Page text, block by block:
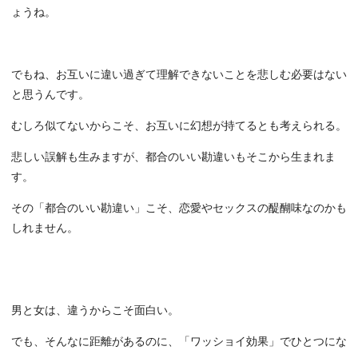
ょうね。
でもね、お互いに違い過ぎて理解できないことを悲しむ必要はない
と思うんです。
むしろ似てないからこそ、お互いに幻想が持てるとも考えられる。
悲しい誤解も生みますが、都合のいい勘違いもそこから生まれま
す。
その「都合のいい勘違い」こそ、恋愛やセックスの醍醐味なのかも
しれません。
男と女は、違うからこそ面白い。
でも、そんなに距離があるのに、「ワッショイ効果」でひとつにな